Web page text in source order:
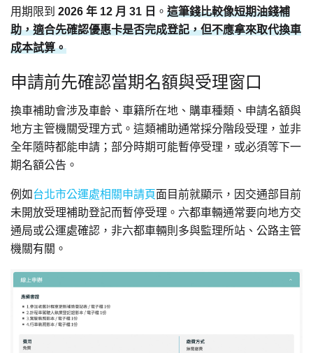
用期限到 2026 年 12 月 31 日 。 這筆錢比較像短期油錢補
助，適合先確認優惠卡是否完成登記，但不應拿來取代換車
成本試算。
申請前先確認當期名額與受理窗口
換車補助會涉及車齡、車籍所在地、購車種類、申請名額與
地方主管機關受理方式。這類補助通常採分階段受理，並非
全年隨時都能申請；部分時期可能暫停受理，或必須等下一
期名額公告。
例如台北市公運處相關申請頁面目前就顯示，因交通部目前
未開放受理補助登記而暫停受理。六都車輛通常要向地方交
通局或公運處確認，非六都車輛則多與監理所站、公路主管
機關有關。